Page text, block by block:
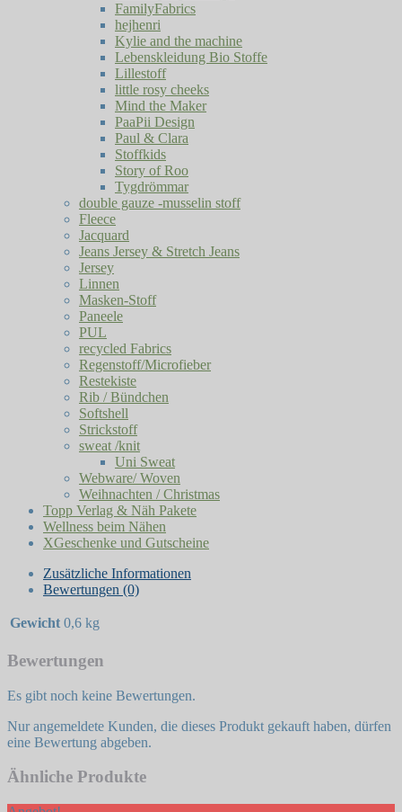
FamilyFabrics
hejhenri
Kylie and the machine
Lebenskleidung Bio Stoffe
Lillestoff
little rosy cheeks
Mind the Maker
PaaPii Design
Paul & Clara
Stoffkids
Story of Roo
Tygdrömmar
double gauze -musselin stoff
Fleece
Jacquard
Jeans Jersey & Stretch Jeans
Jersey
Linnen
Masken-Stoff
Paneele
PUL
recycled Fabrics
Regenstoff/Microfieber
Restekiste
Rib / Bündchen
Softshell
Strickstoff
sweat /knit
Uni Sweat
Webware/ Woven
Weihnachten / Christmas
Topp Verlag & Näh Pakete
Wellness beim Nähen
XGeschenke und Gutscheine
Zusätzliche Informationen
Bewertungen (0)
Gewicht 0,6 kg
Bewertungen
Es gibt noch keine Bewertungen.
Nur angemeldete Kunden, die dieses Produkt gekauft haben, dürfen
eine Bewertung abgeben.
Ähnliche Produkte